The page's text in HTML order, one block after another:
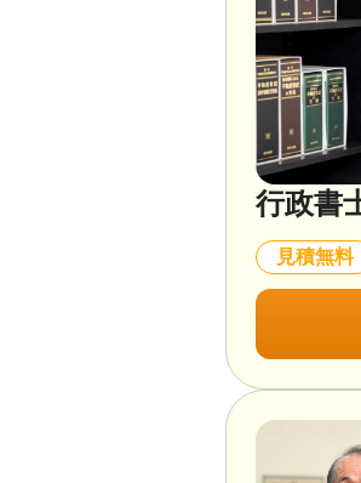
行政書
見積無料